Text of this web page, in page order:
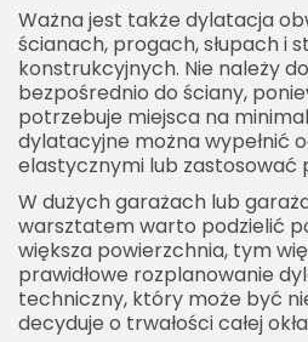
Ważna jest także dylatacja
ścianach, progach, słupach i
konstrukcyjnych. Nie należy
bezpośrednio do ściany,
potrzebuje miejsca na
dylatacyjne można wypełnić
elastycznymi lub zastosować
W dużych garażach lub
warsztatem warto podzielić
większa powierzchnia, tym
prawidłowe rozplanowanie
techniczny, który może być
decyduje o trwałości całej